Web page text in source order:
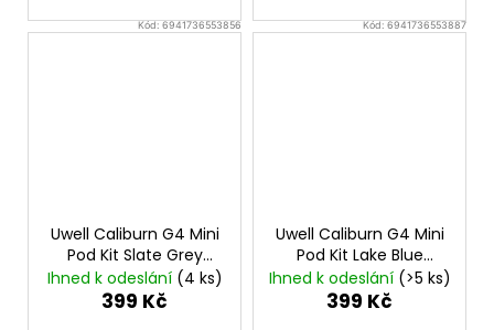
Kód:6941736553856
Uwell Caliburn G4 Mini
Pod Kit Slate Grey
Elektronická cigareta
Ihned k odeslání (4 ks)
399 Kč
Kód:6941736553887
Uwell Caliburn G4 Mini
Pod Kit Lake Blue
Elektronická cigareta
Ihned k odeslání (>5 ks)
399 Kč